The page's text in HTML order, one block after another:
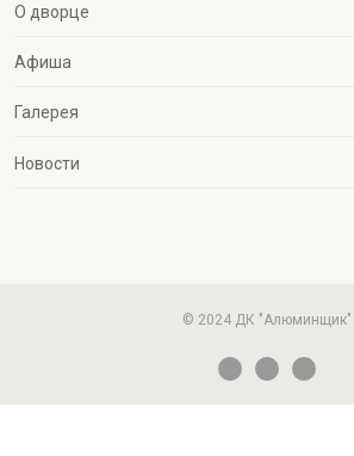
О дворце
Афиша
Галерея
Новости
© 2024 ДК "Алюминщик"